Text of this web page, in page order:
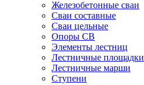
Железобетонные сваи
Сваи составные
Сваи цельные
Опоры СВ
Элементы лестниц
Лестничные площадки
Лестничные марши
Ступени